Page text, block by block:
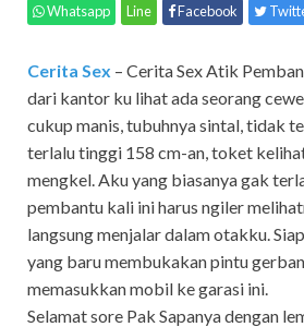
Whatsapp Line Facebook
Cerita Sex – Cerita Sex Atik
dari kantor ku lihat ada seorang
cukup manis, tubuhnya sintal, tidak
terlalu tinggi 158 cm-an, toket
mengkel. Aku yang biasanya gak
pembantu kali ini harus ngiler
langsung menjalar dalam otakku.
yang baru membukakan pintu
memasukkan mobil ke garasi ini.
Selamat sore Pak Sapanya dengan